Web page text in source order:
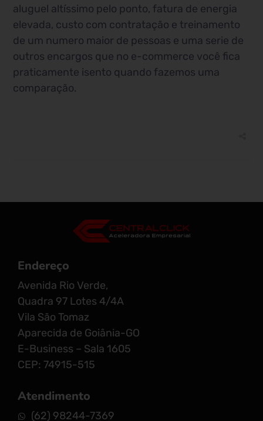
aluguel altíssimo pelo ponto, fatura de energia
elevada, custo com contratação e treinamento
de um numero maior de pessoas e uma serie de
outros encargos que no e-commerce você fica
praticamente isento quando fazemos uma
comparação.
Endereço
Avenida Rio Verde,
Quadra 97 Lotes 4/4A
Vila São Tomaz
Aparecida de Goiânia-GO
E-Business – Sala 1605
CEP: 74915-515
Atendimento
(62) 98244-7369